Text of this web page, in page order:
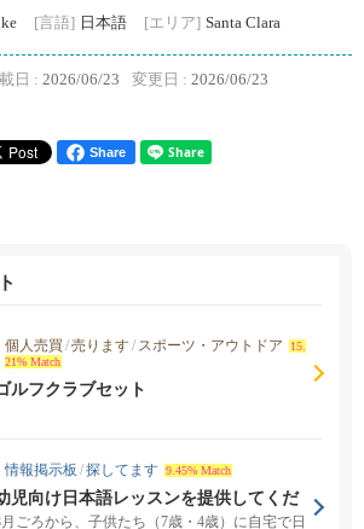
[言語] 日本語 [エリア] Santa Clara
日 : 2026/06/23 変更日 : 2026/06/23
Share
個人売買 /売ります/ スポーツ・アウトドア
15.
21% Match
ルフクラブセット
情報掲示板 /探してます 9.45% Match
児向け日本語レッスンを提供してくだ
る方を探しています（Rivermark, Sant
ごろから、子供たち（7歳・4歳）に自宅で日